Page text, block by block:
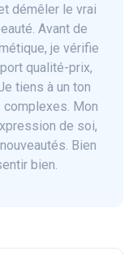
démêler le vrai
Avant de
je vérifie
qualité-prix,
tiens à un ton
Mon
de soi,
Bien
bien.